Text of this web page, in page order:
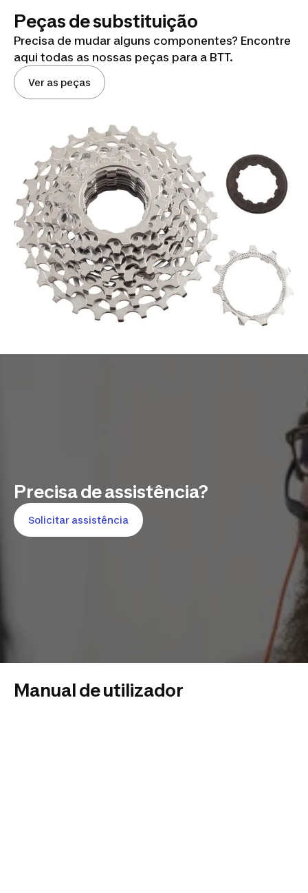
Peças de substituição
Precisa de mudar alguns componentes? Encontre
aqui todas as nossas peças para a BTT.
Ver as peças
Precisa de assistência?
Solicitar assistência
Manual de utilizador